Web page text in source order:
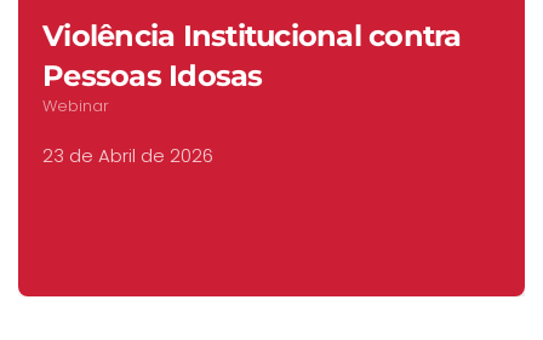
Violência Institucional contra
Pessoas Idosas
Webinar
23 de Abril de 2026